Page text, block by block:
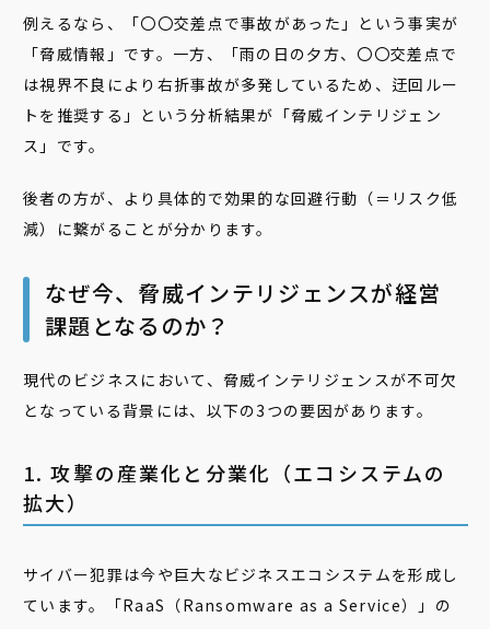
例えるなら、「〇〇交差点で事故があった」という事実が
「脅威情報」です。一方、「雨の日の夕方、〇〇交差点で
は視界不良により右折事故が多発しているため、迂回ルー
トを推奨する」という分析結果が「脅威インテリジェン
ス」です。
後者の方が、より具体的で効果的な回避行動（＝リスク低
減）に繋がることが分かります。
なぜ今、脅威インテリジェンスが経営
課題となるのか？
現代のビジネスにおいて、脅威インテリジェンスが不可欠
となっている背景には、以下の3つの要因があります。
1. 攻撃の産業化と分業化（エコシステムの
拡大）
サイバー犯罪は今や巨大なビジネスエコシステムを形成し
ています。「RaaS（Ransomware as a Service）」の